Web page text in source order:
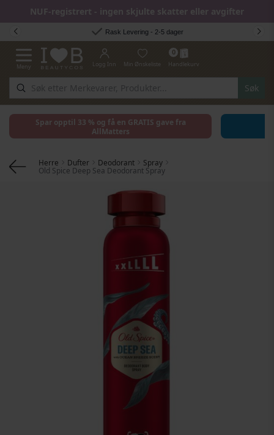
NUF-registrert - ingen skjulte skatter eller avgifter
Hopp til innhold
Rask Levering - 2-5 dager
Toggle Nav
Meny
Søk
Logg Inn Min Ønskeliste
0
Handlekurv
Spar opptil 33 % og få en GRATIS gave fra
AllMatters
Herre Dufter Deodorant
Spray
Old Spice Deep Sea Deodorant Spray